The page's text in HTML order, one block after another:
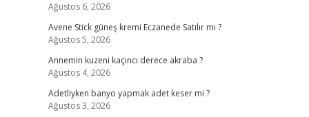
Ağustos 6, 2026
Avene Stick güneş kremi Eczanede Satılır mı ?
Ağustos 5, 2026
Annemin kuzeni kaçıncı derece akraba ?
Ağustos 4, 2026
Adetliyken banyo yapmak adet keser mi ?
Ağustos 3, 2026